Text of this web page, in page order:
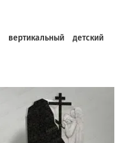
вертикальный детский